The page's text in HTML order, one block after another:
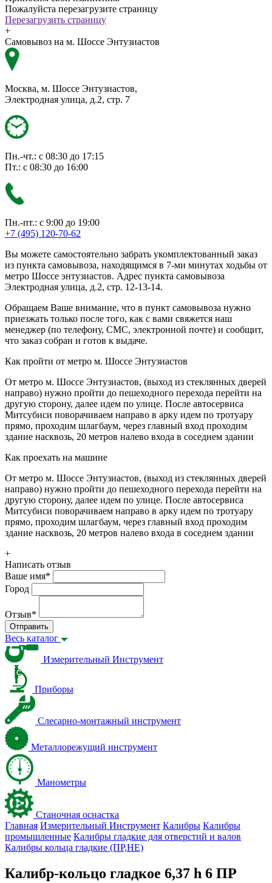
Пожалуйста перезагрузите страницу
Перезагрузить страницу
+
Самовывоз на м. Шоссе Энтузиастов
Москва, м. Шоссе Энтузиастов,
Электродная улица, д.2, стр. 7
Пн.-чт.: с 08:30 до 17:15
Пт.: с 08:30 до 16:00
Пн.-пт.: с 9:00 до 19:00
+7 (495) 120-70-62
Вы можете самостоятельно забрать укомплектованный заказ
из пункта самовывоза, находящимся в 7-ми минутах ходьбы от
метро Шоссе энтузиастов. Адрес пункта самовывоза
Электродная улица, д.2, стр. 12-13-14.
Обращаем Ваше внимание, что в пункт самовывоза нужно
приезжать только после того, как с вами свяжется наш
менеджер (по телефону, СМС, электронной почте) и сообщит,
что заказ собран и готов к выдаче.
Как пройти от метро м. Шоссе Энтузиастов
От метро м. Шоссе Энтузиастов, (выход из стеклянных дверей
направо) нужно пройти до пешеходного перехода перейти на
другую сторону, далее идем по улице. После автосервиса
Митсубиси поворачиваем направо в арку идем по тротуару
прямо, проходим шлагбаум, через главный вход проходим
здание насквозь, 20 метров налево входа в соседнем здании
Как проехать на машине
От метро м. Шоссе Энтузиастов, (выход из стеклянных дверей
направо) нужно пройти до пешеходного перехода перейти на
другую сторону, далее идем по улице. После автосервиса
Митсубиси поворачиваем направо в арку идем по тротуару
прямо, проходим шлагбаум, через главный вход проходим
здание насквозь, 20 метров налево входа в соседнем здании
+
Написать отзыв
Ваше имя*
Город
Отзыв*
Отправить
Весь каталог
Измерительный Инструмент
Приборы
Слесарно-монтажный инструмент
Металлорежущий инструмент
Манометры
Станочная оснастка
Главная Измерительный Инструмент Калибры Калибры
промышленные Калибры гладкие для отверстий и валов
Калибры кольца гладкие (ПР,НЕ)
Калибр-кольцо гладкое 6,37 h 6 ПР